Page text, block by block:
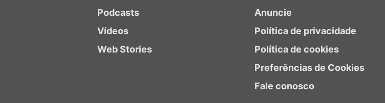
Podcasts
Vídeos
Web Stories
Anuncie
Política de privacidade
Política de cookies
Preferências de Cookies
Fale conosco